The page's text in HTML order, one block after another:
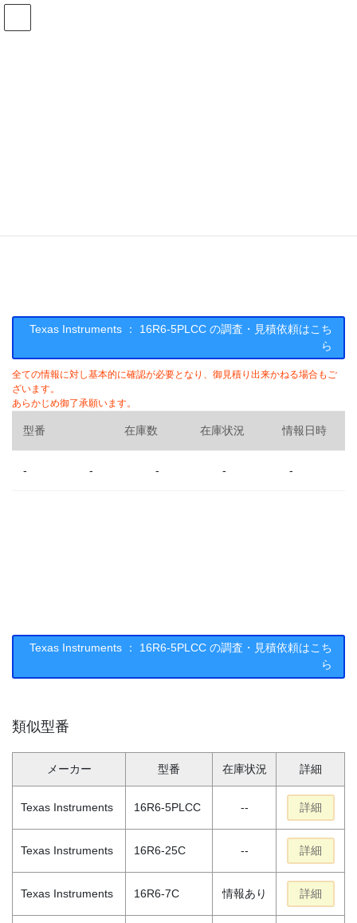
コ
ナ
Texas Instruments ： 16R6-5PLCC の調査・見積依頼はこち
ら
全ての情報に対し基本的に確認が必要となり、御見積り出来かねる場合もご
ざいます。
あらかじめ御了承願います。
型番 在庫数 在庫状況 情報日時
- - - - -
Texas Instruments ： 16R6-5PLCC の調査・見積依頼はこち
ら
類似型番
メーカー 型番 在庫状況 詳細
Texas Instruments 16R6-5PLCC -- 詳細
Texas Instruments 16R6-25C -- 詳細
Texas Instruments 16R6-7C 情報あり 詳細